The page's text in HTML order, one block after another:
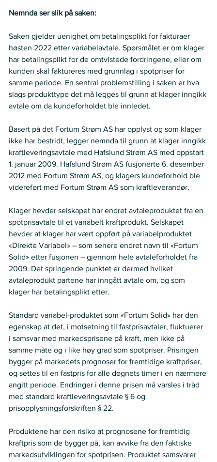
Nemnda ser slik på saken:
Saken gjelder uenighet om betalingsplikt for fakturaer
høsten 2022 etter variabelavtale. Spørsmålet er om klager
har betalingsplikt for de omtvistede fordringene, eller om
kunden skal faktureres med grunnlag i spotpriser for
samme periode. En sentral problemstilling i saken er hva
slags produkttype det må legges til grunn at klager inngikk
avtale om da kundeforholdet ble innledet.
Basert på det Fortum Strøm AS har opplyst og som klager
ikke har bestridt, legger nemnda til grunn at klager inngikk
kraftleveringsavtale med Hafslund Strøm AS med oppstart
1. januar 2009. Hafslund Strøm AS fusjonerte 6. desember
2012 med Fortum Strøm AS, og klagers kundeforhold ble
videreført med Fortum Strøm AS som kraftleverandør.
Klager hevder selskapet har endret avtaleproduktet fra en
spotprisavtale til et variabelt kraftprodukt. Selskapet
hevder at klager har vært oppført på variabelproduktet
«Direkte Variabel» – som senere endret navn til «Fortum
Solid» etter fusjonen – gjennom hele avtaleforholdet fra
2009. Det springende punktet er dermed hvilket
avtaleprodukt partene har inngått avtale om, og som
klager har betalingsplikt etter.
Standard variabel-produktet som «Fortum Solid» har den
egenskap at det, i motsetning til fastprisavtaler, fluktuerer
i samsvar med markedsprisene på kraft, men ikke på
samme måte og i like høy grad som spotpriser. Prisingen
bygger på markedets prognoser for fremtidige kraftpriser,
og settes til en fastpris for alle døgnets timer i en nærmere
angitt periode. Endringer i denne prisen må varsles i tråd
med standard kraftleveringsavtale § 6 og
prisopplysningsforskriften § 22.
Produktene har den risiko at prognosene for fremtidig
kraftpris som de bygger på, kan avvike fra den faktiske
markedsutviklingen for spotprisen. Produktet samsvarer